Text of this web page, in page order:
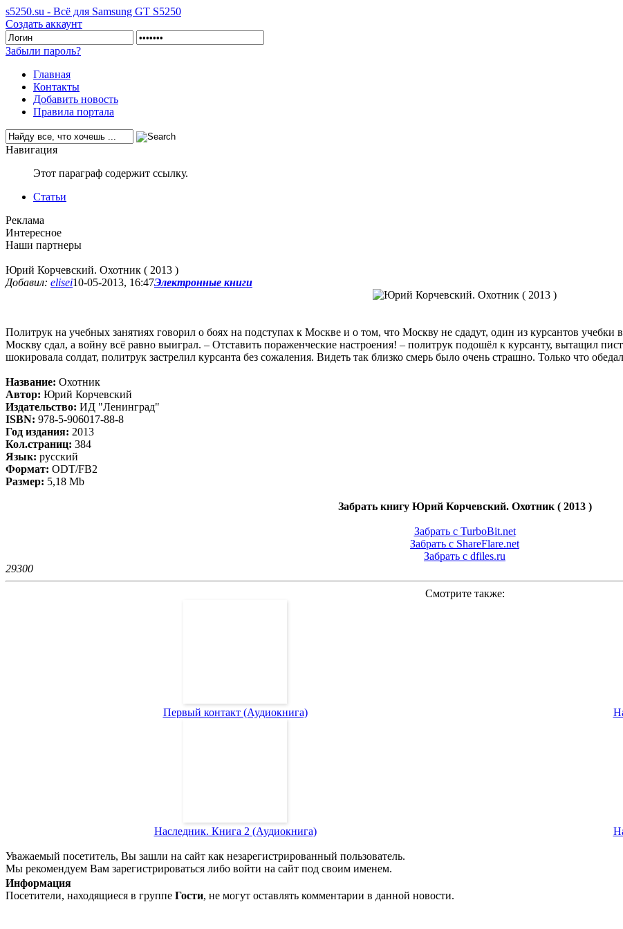
s5250.su - Всё для Samsung GT S5250
Создать аккаунт
Забыли пароль?
Главная
Контакты
Добавить новость
Правила портала
Навигация
Этот параграф содержит ссылку.
Статьи
Реклама
Интересное
Наши партнеры
Юрий Корчевский. Охотник ( 2013 )
Добавил: elisei10-05-2013, 16:47Электронные книги
Политрук на учебных занятиях говорил о боях на подступах к Москве и о том, что Москву не сдадут, один из курсантов учебки
Москву сдал, а войну всё равно выиграл. – Отставить пораженческие настроения! – политрук подошёл к курсанту, вытащил
шокировала солдат, политрук застрелил курсанта без сожаления. Видеть так близко смерь было очень страшно. Только что
Название: Охотник
Автор: Юрий Корчевский
Издательство: ИД "Ленинград"
ISBN: 978-5-906017-88-8
Год издания: 2013
Кол.страниц: 384
Язык: русский
Формат: ODT/FB2
Размер: 5,18 Mb
Забрать книгу Юрий Корчевский. Охотник ( 2013 )
Забрать с TurboBit.net
Забрать с ShareFlare.net
Забрать с dfiles.ru
29300
Смотрите также:
Первый контакт (Аудиокнига)
Наследник. Книга 2 (Аудиокнига)
Уважаемый посетитель, Вы зашли на сайт как незарегистрированный пользователь.
Мы рекомендуем Вам зарегистрироваться либо войти на сайт под своим именем.
Информация
Посетители, находящиеся в группе Гости, не могут оставлять комментарии в данной новости.